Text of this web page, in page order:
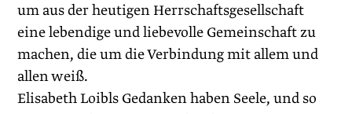
um aus der heutigen Herrschaftsgesellschaft
eine lebendige und liebevolle Gemeinschaft zu
machen, die um die Verbindung mit allem und
allen weiß.
Elisabeth Loibls Gedanken haben Seele, und so